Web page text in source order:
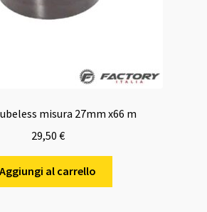
misura 27mm x66 m
29,50 €
Aggiungi al carrello